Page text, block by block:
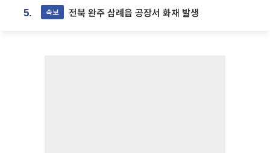
5. 속보 전북 완주 삼례읍 공장서 화재 발생